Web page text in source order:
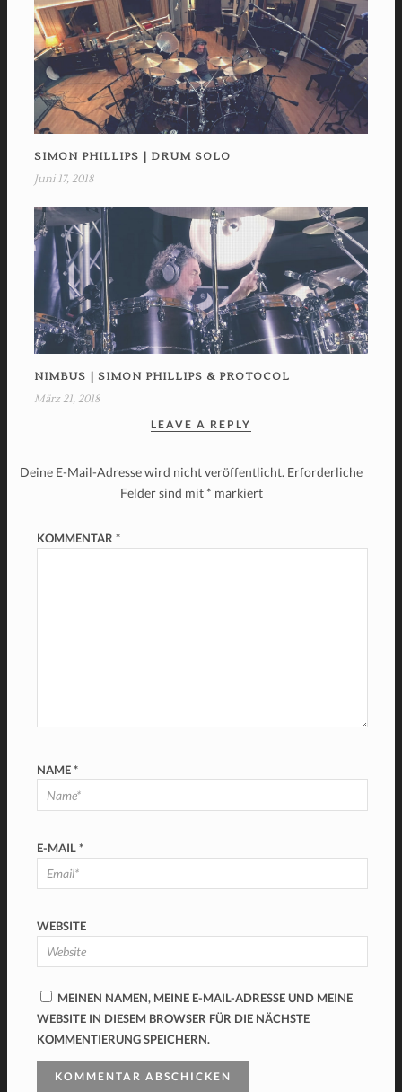
SIMON PHILLIPS | DRUM SOLO
Juni 17, 2018
NIMBUS | SIMON PHILLIPS & PROTOCOL
März 21, 2018
LEAVE A REPLY
Deine E-Mail-Adresse wird nicht veröffentlicht. Erforderliche
Felder sind mit * markiert
KOMMENTAR *
NAME*
E-MAIL*
WEBSITE
MEINEN NAMEN, MEINE E-MAIL-ADRESSE UND MEINE
WEBSITE IN DIESEM BROWSER FÜR DIE NÄCHSTE
KOMMENTIERUNG SPEICHERN.